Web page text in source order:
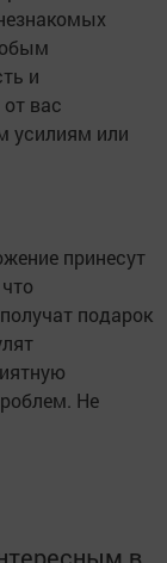
и
вас
усилиям или
принесут
подарок
Не